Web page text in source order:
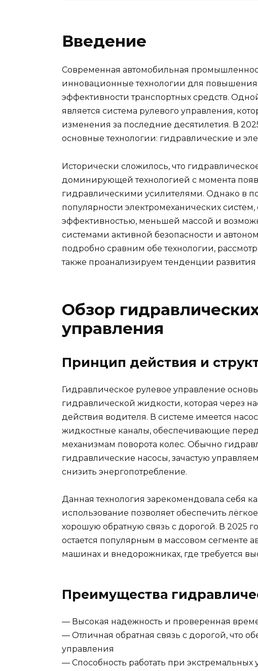
Введение
Современная автомобильная
инновационные технологии для повышения
эффективности транспортных средств.
является система рулевого управления,
изменения за последние десятилетия. В
основные технологии: гидравлические и
Исторически сложилось, что
доминирующей технологией с момента
гидравлическими усилителями. Однако в
популярности электромеханических
эффективностью, меньшей массой и
системами активной безопасности и
подробно сравним обе технологии,
также проанализируем тенденции развития
Обзор
управления
Принцип действия и
Гидравлическое рулевое управление
гидравлической жидкости, которая через
действия водителя. В системе имеется
жидкостные каналы, обеспечивающие
механизмам поворота колес. Обычно
гидравлические насосы, зачастую
снизить энергопотребление.
Данная технология зарекомендовала себя
использование позволяет обеспечить
хорошую обратную связь с дорогой. В 2025
остается популярным в массовом сегменте
машинах и внедорожниках, где требуется
Преимущества
— Высокая надежность и проверенная
— Отличная обратная связь с дорогой, что
управления
— Способность работать при экстремальных